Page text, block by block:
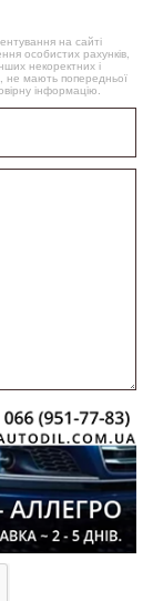
на сайті
особистих рахунків,
некоректних і
не мають попередньої
інформацію.